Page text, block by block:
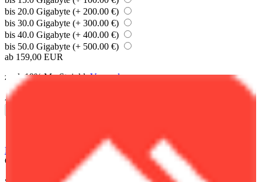
bis 20.0 Gigabyte (+ 200.00 €)
bis 30.0 Gigabyte (+ 300.00 €)
bis 40.0 Gigabyte (+ 400.00 €)
bis 50.0 Gigabyte (+ 500.00 €)
ab 159,00 EUR
zzgl. 19% MwSt. inkl.Versand
Anzahl
Beschreibung
Gambio Umzug oder Providerwechsel einfach und schnell ...